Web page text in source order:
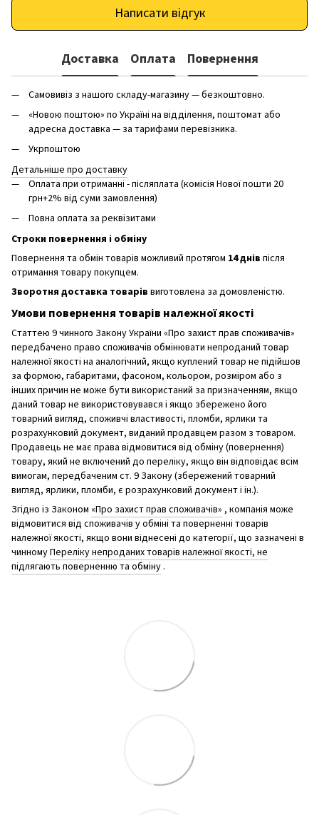
Написати відгук
Доставка Оплата Повернення
Самовивіз з нашого складу-магазину — безкоштовно.
«Новою поштою» по Україні на відділення, поштомат або
адресна доставка — за тарифами перевізника.
Укрпоштою
Детальніше про доставку
Оплата при отриманні - післяплата (комісія Нової пошти 20
грн+2% від суми замовлення)
Повна оплата за реквізитами
Строки повернення і обміну
Повернення та обмін товарів можливий протягом 14 днів після
отримання товару покупцем.
Зворотня доставка товарів виготовлена ​​за домовленістю.
Умови повернення товарів належної якості
Статтею 9 чинного Закону України «Про захист прав споживачів»
передбачено право споживачів обмінювати непроданий товар
належної якості на аналогічний, якщо куплений товар не підійшов
за формою, габаритами, фасоном, кольором, розміром або з
інших причин не може бути використаний за призначенням, якщо
даний товар не використовувався і якщо збережено його
товарний вигляд, споживчі властивості, пломби, ярлики та
розрахунковий документ, виданий продавцем разом з товаром.
Продавець не має права відмовитися від обміну (повернення)
товару, який не включений до переліку, якщо він відповідає всім
вимогам, передбаченим ст. 9 Закону (збережений товарний
вигляд, ярлики, пломби, є розрахунковий документ і ін.).
Згідно із Законом «Про захист прав споживачів» , компанія може
відмовитися від споживачів у обміні та поверненні товарів
належної якості, якщо вони віднесені до категорії, що зазначені в
чинномуПереліку непроданих товарів належної якості, не
підлягають поверненню та обміну .